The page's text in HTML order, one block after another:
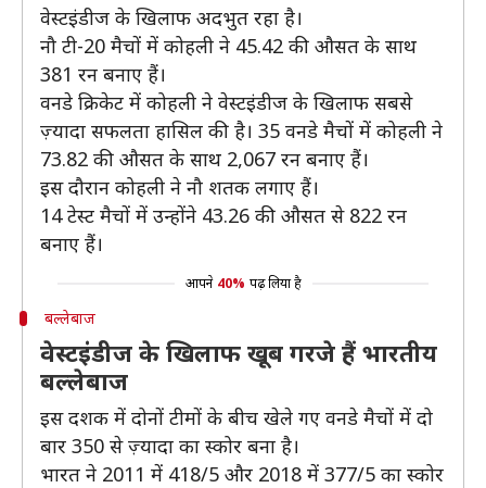
वेस्टइंडीज के खिलाफ अदभुत रहा है।
नौ टी-20 मैचों में कोहली ने 45.42 की औसत के साथ
381 रन बनाए हैं।
वनडे क्रिकेट में कोहली ने वेस्टइंडीज के खिलाफ सबसे
ज़्यादा सफलता हासिल की है। 35 वनडे मैचों में कोहली ने
73.82 की औसत के साथ 2,067 रन बनाए हैं।
इस दौरान कोहली ने नौ शतक लगाए हैं।
14 टेस्ट मैचों में उन्होंने 43.26 की औसत से 822 रन
बनाए हैं।
आपने 40% पढ़ लिया है
बल्लेबाज
वेस्टइंडीज के खिलाफ खूब गरजे हैं भारतीय
बल्लेबाज
इस दशक में दोनों टीमों के बीच खेले गए वनडे मैचों में दो
बार 350 से ज़्यादा का स्कोर बना है।
भारत ने 2011 में 418/5 और 2018 में 377/5 का स्कोर